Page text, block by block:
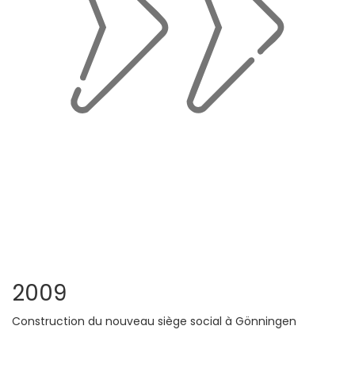
2009
Construction du nouveau siège social à Gönningen